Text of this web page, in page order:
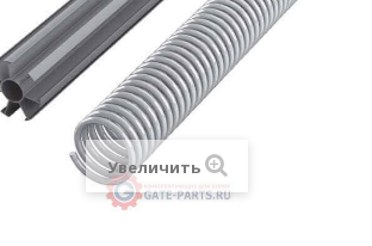
Увеличить